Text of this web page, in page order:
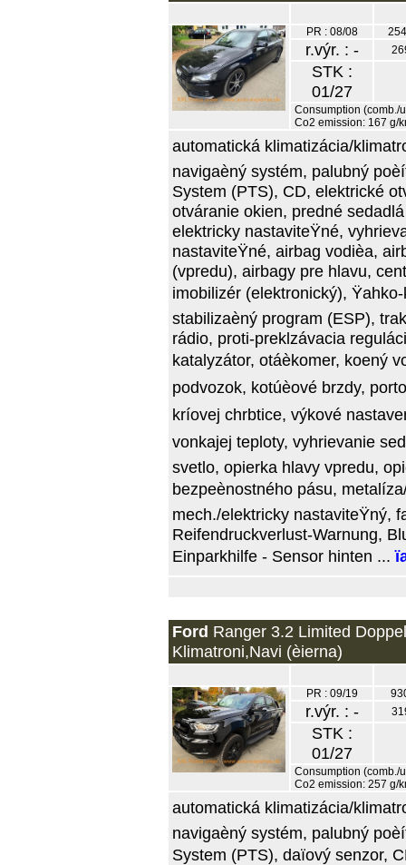
PR : 08/08
r.výr. : -
STK :
01/27
Consumption (comb./
Co2 emission: 167 g/
automatická klimatizácia/
navigaèný systém, palubný
System (PTS), CD, elektrické
otváranie okien, predné
elektricky nastaviteŸné,
nastaviteŸné, airbag vodièa,
(vpredu), airbagy pre hlavu,
imobilizér (elektronický),
stabilizaèný program (ESP),
rádio, proti-preklzávacia
katalyzátor, otáèkomer, koený
podvozok, kotúèové brzdy,
kríovej chrbtice, výkové
vonkajej teploty, vyhrievanie
svetlo, opierka hlavy vpredu,
bezpeènostného pásu,
mech./elektricky nastaviteŸný,
Reifendruckverlust-Warnung,
Einparkhilfe - Sensor hinten ...
Ford Ranger 3.2 Limited
Klimatroni,Navi (èierna)
PR : 09/19
r.výr. : -
STK :
01/27
Consumption (comb./
Co2 emission: 257 g/
automatická klimatizácia/
navigaèný systém, palubný
System (PTS), daïový senzor,